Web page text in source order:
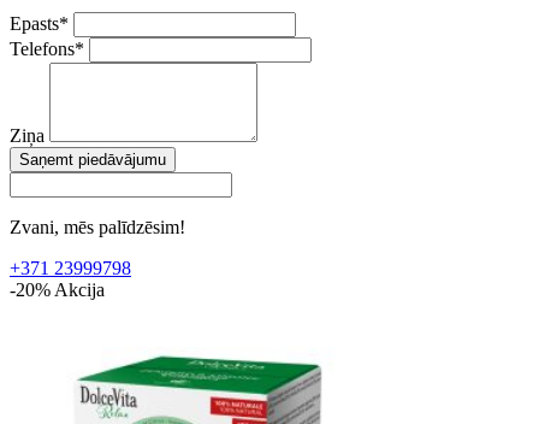
Epasts*
Telefons*
Ziņa
Saņemt piedāvājumu
Zvani, mēs palīdzēsim!
+371 23999798
-20% Akcija